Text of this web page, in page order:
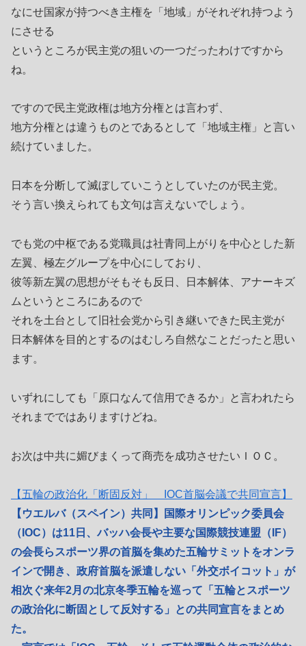
なにせ国家が持つべき主権を「地域」がそれぞれ持つよう
にさせる
というところが民主党の狙いの一つだったわけですから
ね。
ですので民主党政権は地方分権とは言わず、
地方分権とは違うものとであるとして「地域主権」と言い
続けていました。
日本を分断して滅ぼしていこうとしていたのが民主党。
そう言い換えられても文句は言えないでしょう。
でも党の中枢である党職員は社青同上がりを中心とした新
左翼、極左グループを中心にしており、
彼等新左翼の思想がそもそも反日、日本解体、アナーキズ
ムというところにあるので
それを土台として旧社会党から引き継いできた民主党が
日本解体を目的とするのはむしろ自然なことだったと思い
ます。
いずれにしても「原口なんて信用できるか」と言われたら
それまでではありますけどね。
お次は中共に媚びまくって商売を成功させたいＩＯＣ。
【五輪の政治化「断固反対」 IOC首脳会議で共同宣言】
【ウエルバ（スペイン）共同】国際オリンピック委員会
（IOC）は11日、バッハ会長や主要な国際競技連盟（IF）
の会長らスポーツ界の首脳を集めた五輪サミットをオンラ
インで開き、政府首脳を派遣しない「外交ボイコット」が
相次ぐ来年2月の北京冬季五輪を巡って「五輪とスポーツ
の政治化に断固として反対する」との共同宣言をまとめ
た。